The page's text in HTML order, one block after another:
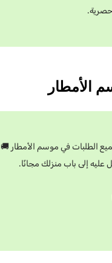
الطلبات في موسم الأمطار 🚚
إلى باب منزلك مجانًا.